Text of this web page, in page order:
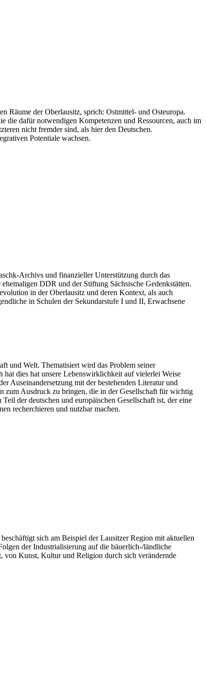
Räume der Oberlausitz, sprich: Ostmittel- und Osteuropa.
die dafür notwendigen Kompetenzen und Ressourcen, auch im
nicht fremder sind, als hier den Deutschen.
Potentiale wachsen.
Archivs und finanzieller Unterstützung durch das
DDR und der Stiftung Sächsische Gedenkstätten.
in der Oberlausitz und deren Kontext, als auch
in Schulen der Sekundarstufe I und II, Erwachsene
und Welt. Thematisiert wird das Problem seiner
dies hat unsere Lebenswirklichkeit auf vielerlei Weise
Auseinandersetzung mit der bestehenden Literatur und
zum Ausdruck zu bringen, die in der Gesellschaft für wichtig
der deutschen und europäischen Gesellschaft ist, der eine
recherchieren und nutzbar machen.
sich am Beispiel der Lausitzer Region mit aktuellen
der Industrialisierung auf die bäuerlich-/ländliche
von Kunst, Kultur und Religion durch sich verändernde